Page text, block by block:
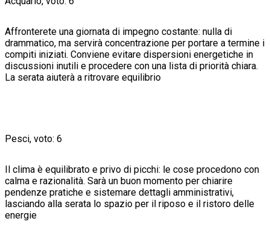
Affronterete una giornata di impegno costante: nulla di
drammatico, ma servirà concentrazione per portare a termine i
compiti iniziati. Conviene evitare dispersioni energetiche in
discussioni inutili e procedere con una lista di priorità chiara.
La serata aiuterà a ritrovare equilibrio
Pesci, voto: 6
Il clima è equilibrato e privo di picchi: le cose procedono con
calma e razionalità. Sarà un buon momento per chiarire
pendenze pratiche e sistemare dettagli amministrativi,
lasciando alla serata lo spazio per il riposo e il ristoro delle
energie